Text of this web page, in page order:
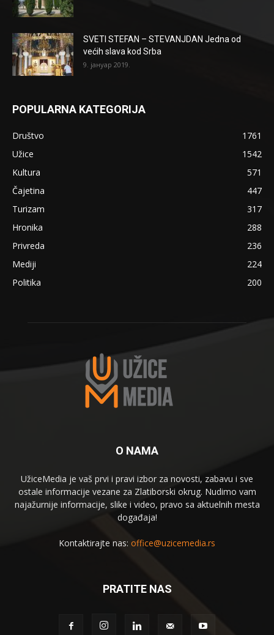
SVETI STEFAN – STEVANJDAN Jedna od
većih slava kod Srba
9. јануар 2019.
POPULARNA KATEGORIJA
Društvo
1761
Užice
1542
Kultura
571
Čajetina
447
Turizam
317
Hronika
288
Privreda
236
Mediji
224
Politika
200
O NAMA
UžiceMedia je vaš prvi i pravi izbor za novosti, zabavu i sve
ostale informacije vezane za Zlatiborski okrug. Nudimo vam
najažurnije informacije, slike i video, pravo sa aktuelnih mesta
događaja!
Kontaktirajte nas: office@uzicemedia.rs
PRATITE NAS